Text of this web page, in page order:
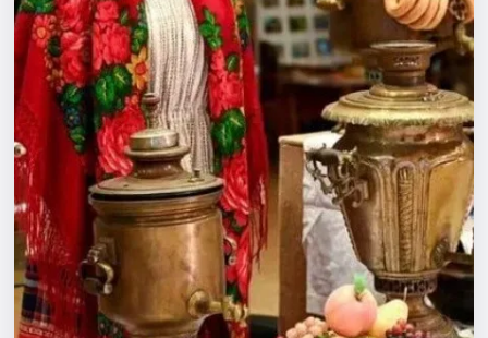
Города
Площадки
Артисты
Рейтинги